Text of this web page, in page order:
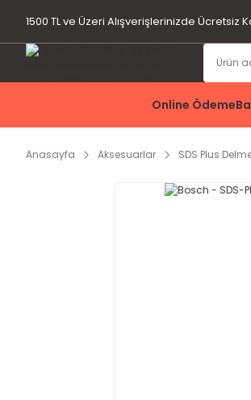
1500 TL ve Üzeri Alışverişlerinizde Ücretsiz
Online Ödeme
Anasayfa Aksesuarlar SDS Plus